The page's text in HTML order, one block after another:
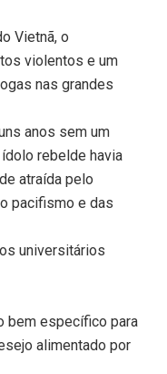
Vietnã, o
violentos e um
nas grandes
anos sem um
rebelde havia
atraída pelo
pacifismo e das
universitários
bem específico para
alimentado por